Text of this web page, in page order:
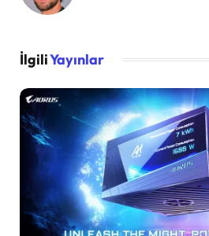
İlgiliYayınlar